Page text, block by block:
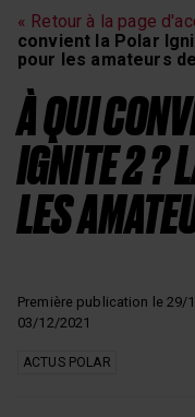
« Retour à la page
convient la Polar
pour les amateurs
À QUI
IGNITE 2 ?
LES
Première publication le 29/
03/12/2021
ACTUS POLAR